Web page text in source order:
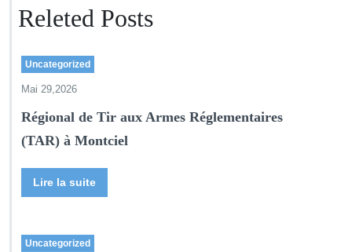
Releted Posts
Uncategorized
Mai 29,2026
Régional de Tir aux Armes Réglementaires
(TAR) à Montciel
Lire la suite
Uncategorized